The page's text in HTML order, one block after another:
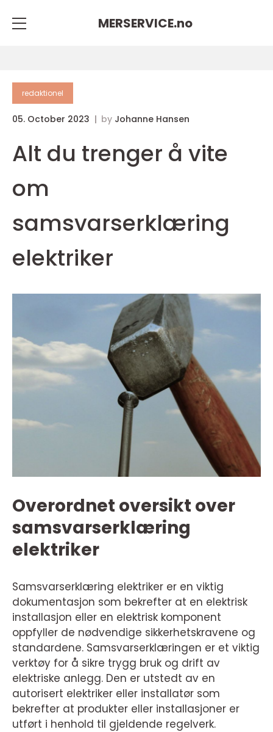
MERSERVICE.no
redaktionel
05. October 2023 by Johanne Hansen
Alt du trenger å vite
om
samsvarserklæring
elektriker
Overordnet oversikt over
samsvarserklæring
elektriker
Samsvarserklæring elektriker er en viktig
dokumentasjon som bekrefter at en elektrisk
installasjon eller en elektrisk komponent
oppfyller de nødvendige sikkerhetskravene og
standardene. Samsvarserklæringen er et viktig
verktøy for å sikre trygg bruk og drift av
elektriske anlegg. Den er utstedt av en
autorisert elektriker eller installatør som
bekrefter at produkter eller installasjoner er
utført i henhold til gjeldende regelverk.